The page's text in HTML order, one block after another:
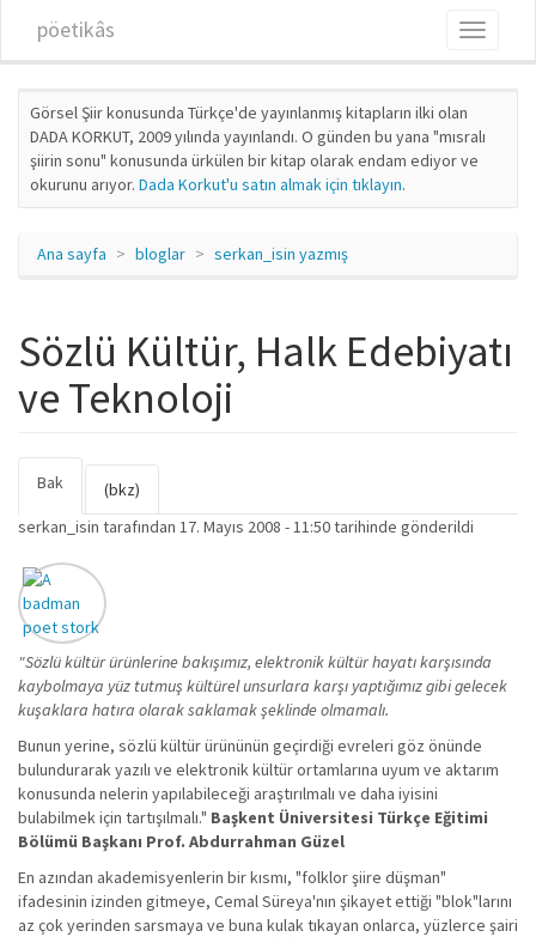
pöetikâs
Toggle
Görsel Şiir konusunda Türkçe'de yayınlanmış kitapların ilki olan
DADA KORKUT, 2009 yılında yayınlandı. O günden bu yana "mısralı
şiirin sonu" konusunda ürkülen bir kitap olarak endam ediyor ve
okurunu arıyor. Dada Korkut'u satın almak için tıklayın.
Ana sayfa bloglar serkan_isin yazmış
Sözlü Kültür, Halk Edebiyatı
ve Teknoloji
Birincil sekmeler
Bak
sekme)
(bkz)
serkan_isin tarafından 17. Mayıs 2008 - 11:50 tarihinde gönderildi
"Sözlü kültür ürünlerine bakışımız, elektronik kültür hayatı karşısında
kaybolmaya yüz tutmuş kültürel unsurlara karşı yaptığımız gibi gelecek
kuşaklara hatıra olarak saklamak şeklinde olmamalı.
Bunun yerine, sözlü kültür ürününün geçirdiği evreleri göz önünde
bulundurarak yazılı ve elektronik kültür ortamlarına uyum ve aktarım
konusunda nelerin yapılabileceği araştırılmalı ve daha iyisini
bulabilmek için tartışılmalı." Başkent Üniversitesi Türkçe Eğitimi
Bölümü Başkanı Prof. Abdurrahman Güzel
En azından akademisyenlerin bir kısmı, "folklor şiire düşman"
ifadesinin izinden gitmeye, Cemal Süreya'nın şikayet ettiği "blok"larını
az çok yerinden sarsmaya ve buna kulak tıkayan onlarca, yüzlerce şairi